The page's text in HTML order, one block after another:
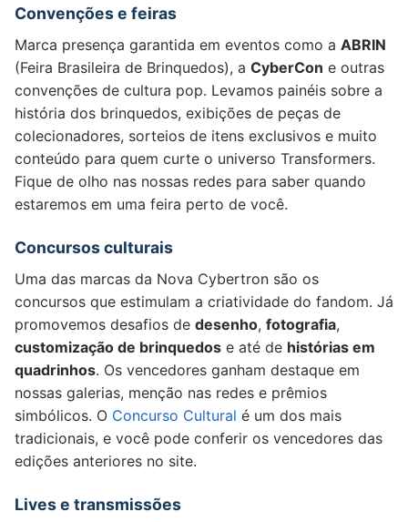
Convenções e feiras
Marca presença garantida em eventos como a ABRIN
(Feira Brasileira de Brinquedos), a CyberCon e outras
convenções de cultura pop. Levamos painéis sobre a
história dos brinquedos, exibições de peças de
colecionadores, sorteios de itens exclusivos e muito
conteúdo para quem curte o universo Transformers.
Fique de olho nas nossas redes para saber quando
estaremos em uma feira perto de você.
Concursos culturais
Uma das marcas da Nova Cybertron são os
concursos que estimulam a criatividade do fandom. Já
promovemos desafios de desenho, fotografia,
customização de brinquedos e até de histórias em
quadrinhos. Os vencedores ganham destaque em
nossas galerias, menção nas redes e prêmios
simbólicos. O Concurso Cultural é um dos mais
tradicionais, e você pode conferir os vencedores das
edições anteriores no site.
Lives e transmissões